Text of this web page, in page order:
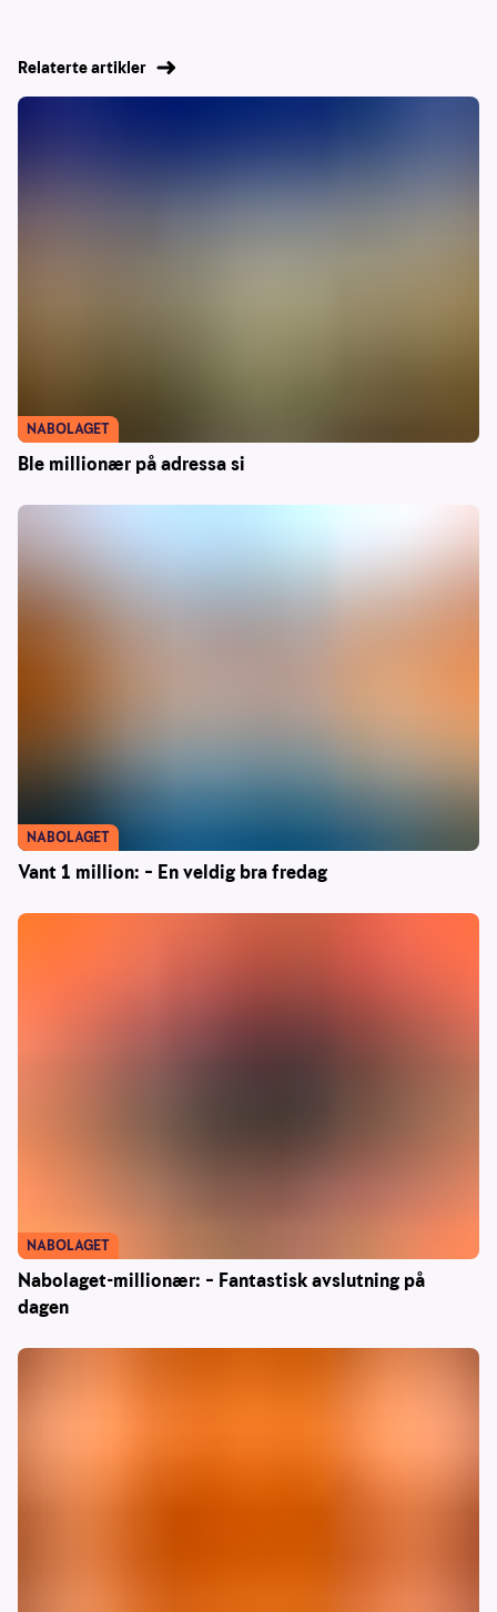
Relaterte artikler
Ble millionær på adressa si
NABOLAGET
Vant 1 million: – En veldig bra fredag
NABOLAGET
Nabolaget-millionær: – Fantastisk avslutning på
dagen
NABOLAGET